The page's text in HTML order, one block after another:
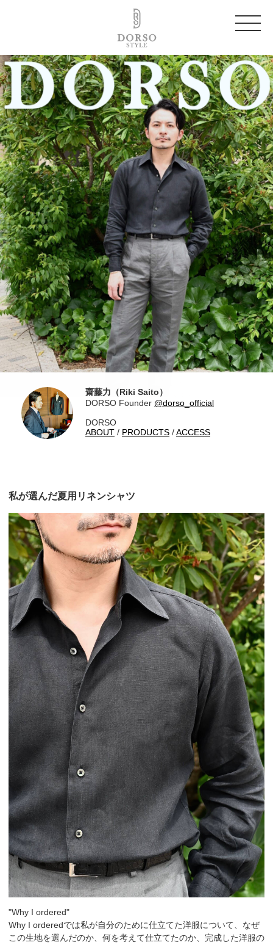
齋藤力（Riki Saito）
DORSO Founder @dorso_official
DORSO
ABOUT / PRODUCTS /ACCESS
私が選んだ夏用リネンシャツ
"Why I ordered"
Why I orderedでは私が自分のために仕立てた洋服について、なぜ
この生地を選んだのか、何を考えて仕立てたのか、完成した洋服の